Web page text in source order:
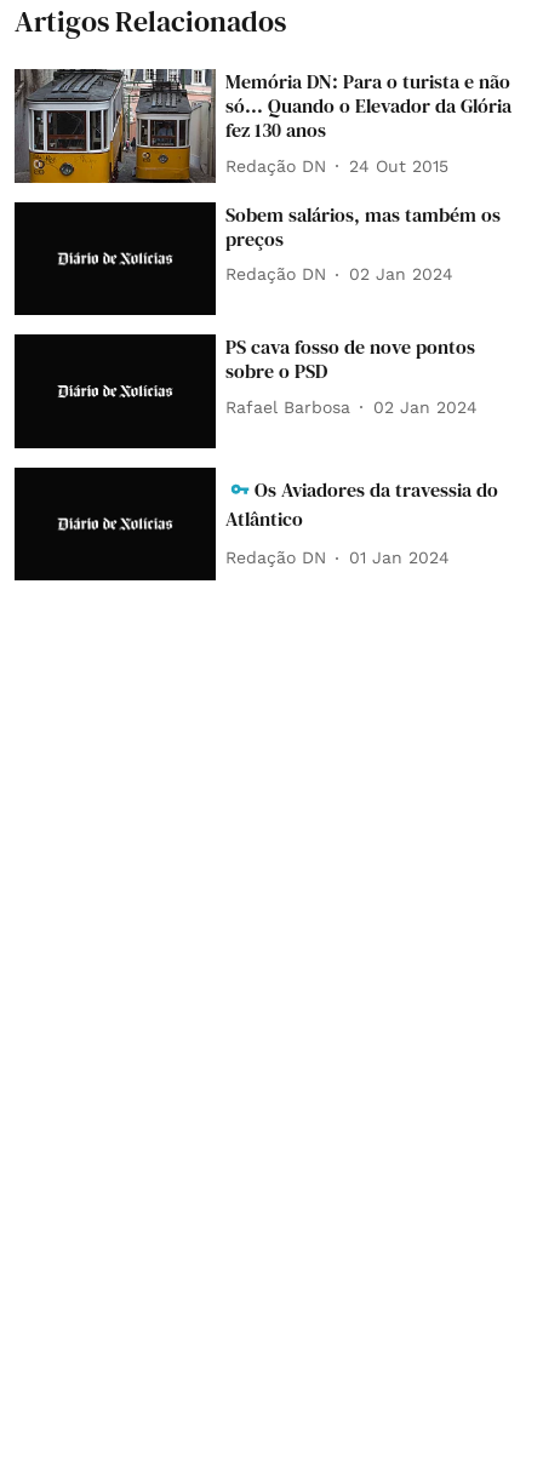
Artigos Relacionados
Memória DN: Para o turista e não
só... Quando o Elevador da Glória
fez 130 anos
Redação DN 24 Out 2015
Sobem salários, mas também os
preços
Redação DN 02 Jan 2024
PS cava fosso de nove pontos
sobre o PSD
Rafael Barbosa 02 Jan 2024
Os Aviadores da travessia do
Atlântico
Redação DN 01 Jan 2024